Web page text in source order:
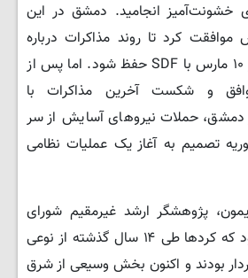
خشونت‌آمیز انجامید. دمشق در این
کرد تا روند مذاکرات درباره
توافق ادغام گسترده‌تر ۱۰ مارس با SDF حفظ شود. اما پس از
و شکست آخرین مذاکرات با
دمشق، حملات نیروهای آسایش از سر
تصمیم به آغاز یک عملیات نظامی
پژوهشگر ارشد غیرمقیم شورای
آتلانتیک، یادآور می‌شود که کردها طی ۱۴ سال گذشته از نوعی
بودند و اکنون بخش وسیعی از شرق